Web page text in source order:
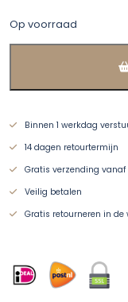
€89,95.
Op voorraad
Binnen 1 werkdag
14 dagen retourtermijn
Gratis verzending
Veilig betalen
Gratis retourneren in de